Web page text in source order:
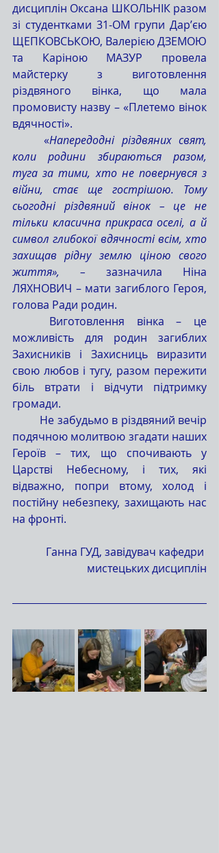
дисциплін Оксана ШКОЛЬНІК разом
зі студентками 31-ОМ групи Дарʼєю
ЩЕПКОВСЬКОЮ, Валерією ДЗЕМОЮ
та Каріною МАЗУР провела
майстерку з виготовлення
різдвяного вінка, що мала
промовисту назву – «Плетемо вінок
вдячності».
	«
Напередодні різдвяних свят,
коли родини збираються разом,
туга за тими, хто не повернувся з
війни, стає ще гострішою. Тому
сьогодні різдвяний вінок – це не
тільки класична прикраса оселі, а й
символ глибокої вдячності всім, хто
захищав рідну землю ціною свого
життя», – зазначила Ніна
ЛЯХНОВИЧ – мати загиблого Героя,
голова Ради родин.
можливість для родин загиблих
Захисників і Захисниць виразити
свою любов і тугу, разом пережити
біль втрати і відчути підтримку
громади.
подячною молитвою згадати наших
Героїв – тих, що спочивають у
Царстві Небесному, і тих, які
відважно, попри втому, холод і
постійну небезпеку, захищають нас
на фронті.
Ганна ГУД, завідувач кафедри
мистецьких дисциплін